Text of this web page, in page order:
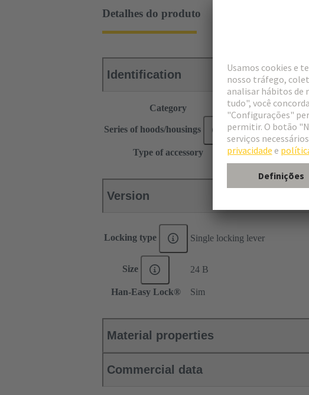
Detalhes do produto
Identification
Category Accessories
Series of hoods/housings Han®B
Type of accessory Locking levers
Version
Locking type Single locking lever
Size 24 B
Han-Easy Lock® Sim
Material properties
Commercial data